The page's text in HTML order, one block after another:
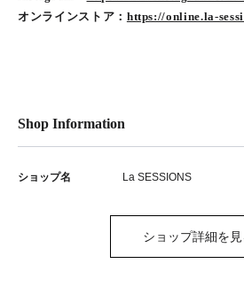
オンラインストア： https://online.la-
Shop Information
ショップ名 La SESSIONS
ショップ詳細を見